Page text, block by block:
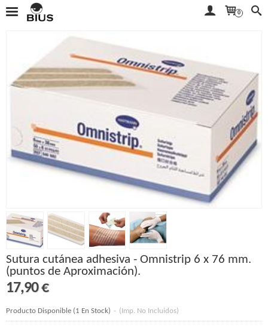
0
Sutura cutánea adhesiva - Omnistrip 6 x 76 mm.
(puntos de Aproximación).
17,90 €
Producto Disponible (1 En Stock) - (Imp. No Incluidos)